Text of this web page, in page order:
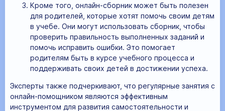
Кроме того, онлайн-сборник может быть полезен
для родителей, которые хотят помочь своим детям
в учебе. Они могут использовать сборник, чтобы
проверить правильность выполненных заданий и
помочь исправить ошибки. Это помогает
родителям быть в курсе учебного процесса и
поддерживать своих детей в достижении успеха.
Эксперты также подчеркивают, что регулярные занятия с
онлайн-помощником являются эффективным
инструментом для развития самостоятельности и